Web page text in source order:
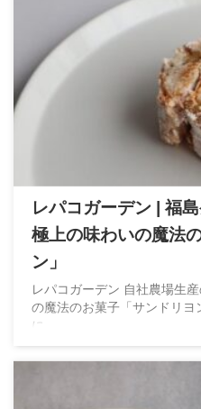
レパコガーデン | 福
極上の味わいの魔法
ン」
レパコガーデン 自社農場生
の魔法のお菓子「サンドリ
に。